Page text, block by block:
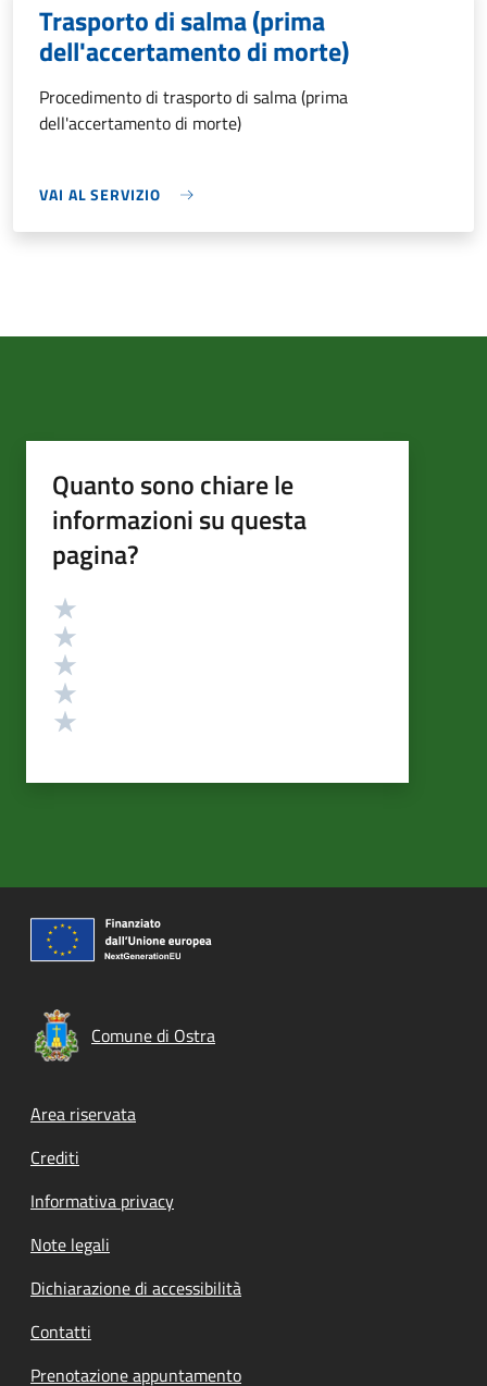
Trasporto di salma (prima
dell'accertamento di morte)
Procedimento di trasporto di salma (prima
dell'accertamento di morte)
VAI AL SERVIZIO
Quanto sono chiare le
informazioni su questa
pagina?
Valutazione
Comune di Ostra
Footer menu
Area riservata
Crediti
Informativa privacy
Note legali
Dichiarazione di accessibilità
Contatti
Prenotazione appuntamento